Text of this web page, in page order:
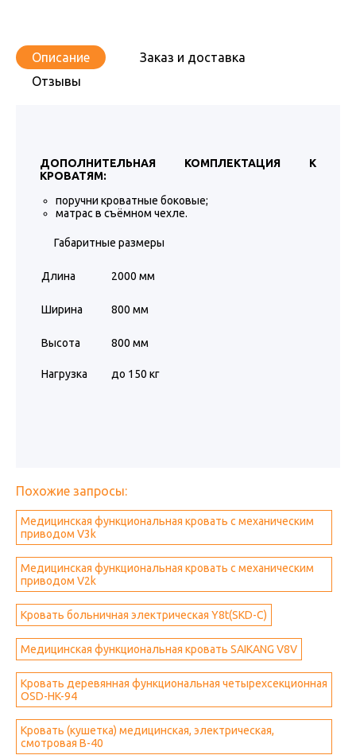
Описание
Заказ и доставка
Отзывы
ДОПОЛНИТЕЛЬНАЯ КОМПЛЕКТАЦИЯ К
КРОВАТЯМ:
поручни кроватные боковые;
матрас в съёмном чехле.
Габаритные размеры
Длина 2000 мм
Ширина 800 мм
Высота 800 мм
Нагрузка до 150 кг
Похожие запросы:
Медицинская функциональная кровать с механическим
приводом V3k
Медицинская функциональная кровать с механическим
приводом V2k
Кровать больничная электрическая Y8t(SKD-C)
Медицинская функциональная кровать SAIKANG V8V
Кровать деревянная функциональная четырехсекционная
OSD-HK-94
Кровать (кушетка) медицинская, электрическая,
смотровая B-40